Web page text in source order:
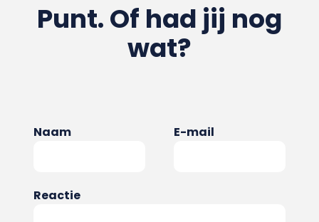
Punt. Of had jij nog
wat?
Naam E-mail
Reactie